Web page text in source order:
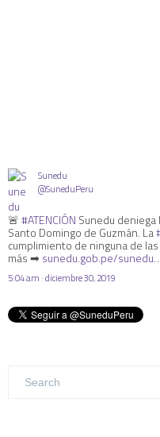
Sunedu
@SuneduPeru
🚨#ATENCIÓN Sunedu
Santo Domingo de Guzmán. La
cumplimiento de ninguna de
más ➡ sunedu.gob.pe/
5:04 am · diciembre 30, 2019